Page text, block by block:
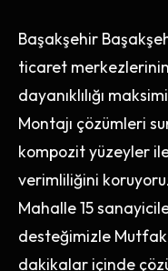
Başakşehir
ticaret
dayanıklılığı
Montajı çözümleri
kompozit yüzeyler
verimliliğini
Mahalle 15
desteğimizle Mutfak
dakikalar içinde